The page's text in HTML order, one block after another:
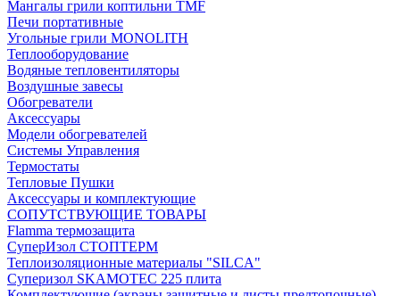
Мангалы грили коптильни TMF
Печи портативные
Угольные грили MONOLITH
Теплооборудование
Водяные тепловентиляторы
Воздушные завесы
Обогреватели
Аксессуары
Модели обогревателей
Системы Управления
Термостаты
Тепловые Пушки
Аксессуары и комплектующие
СОПУТСТВУЮЩИЕ ТОВАРЫ
Flamma термозащита
СуперИзол СТОПТЕРМ
Теплоизоляционные материалы "SILCA"
Суперизол SKAMOTEC 225 плита